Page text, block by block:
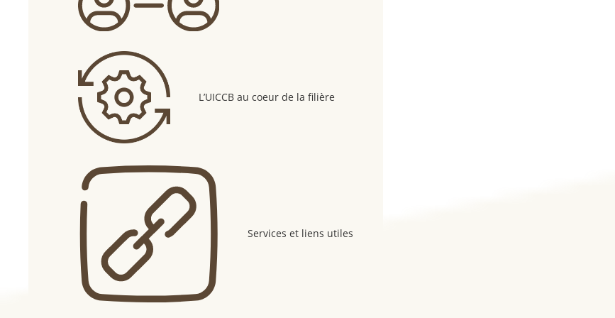
L’UICCB au coeur de la filière
Services et liens utiles